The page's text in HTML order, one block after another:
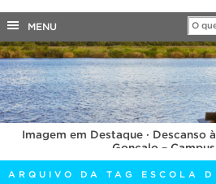
COBALTO
CONCURSOS
EDITAIS
INTERNACIONAL
OUVIDORIA
PORTARIAS
MENU
Imagem em Destaque · Descanso
Gonçalo –
ARQUIVO DA TAG ESCOLA